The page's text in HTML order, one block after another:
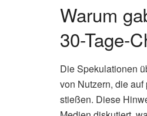
Warum
30-Tage-
Die Spekulationen
von Nutzern, die
stießen. Diese